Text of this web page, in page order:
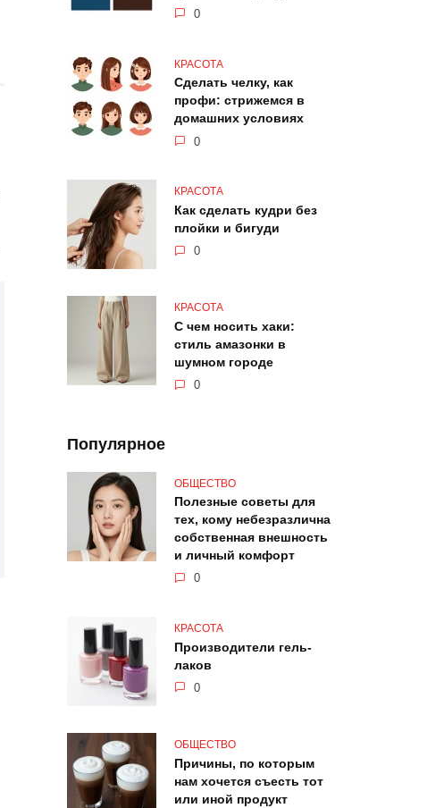
0
КРАСОТА
Сделать челку, как
профи: стрижемся в
домашних условиях
0
КРАСОТА
Как сделать кудри без
плойки и бигуди
0
КРАСОТА
С чем носить хаки:
стиль амазонки в
шумном городе
0
Популярное
ОБЩЕСТВО
Полезные советы для
тех, кому небезразлична
собственная внешность
и личный комфорт
0
КРАСОТА
Производители гель-
лаков
0
ОБЩЕСТВО
Причины, по которым
нам хочется съесть тот
или иной продукт